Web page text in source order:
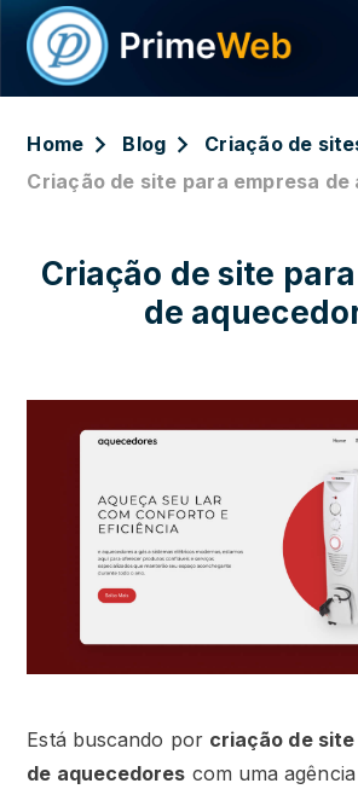
Home Blog
Criação de
Criação de site para empresa
Criação de site
de
Está buscando por criação de
de aquecedores com uma